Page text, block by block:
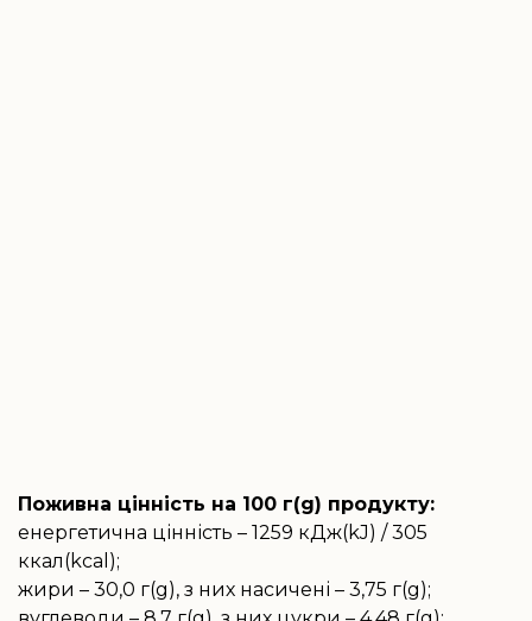
Поживна цінність на 100 г(g) продукту:
енергетична цінність – 1259 кДж(kJ) / 305
ккал(kcal);
жири – 30,0 г(g), з них насичені – 3,75 г(g);